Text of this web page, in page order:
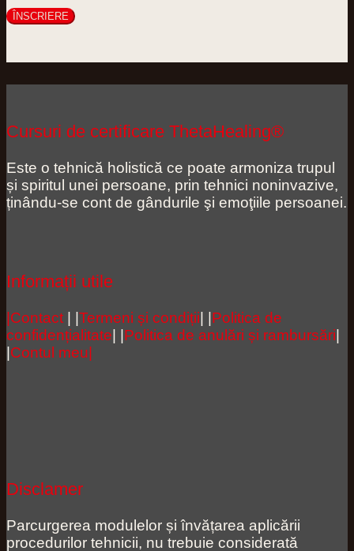
Cursuri de certificare ThetaHealing®
Este o tehnică holistică ce poate armoniza trupul
și spiritul unei persoane, prin tehnici noninvazive,
ținându-se cont de gândurile şi emoţiile persoanei.
Informații utile
|Contact | |Termeni și condiții| |Politica de
confidențialitate| |Politica de anulări și rambursări|
|Contul meu|
Disclamer
Parcurgerea modulelor și învățarea aplicării
procedurilor tehnicii, nu trebuie considerată